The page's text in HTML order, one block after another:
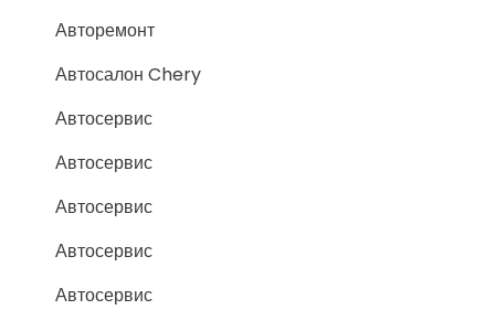
Авторемонт
Автосалон Chery
Автосервис
Автосервис
Автосервис
Автосервис
Автосервис